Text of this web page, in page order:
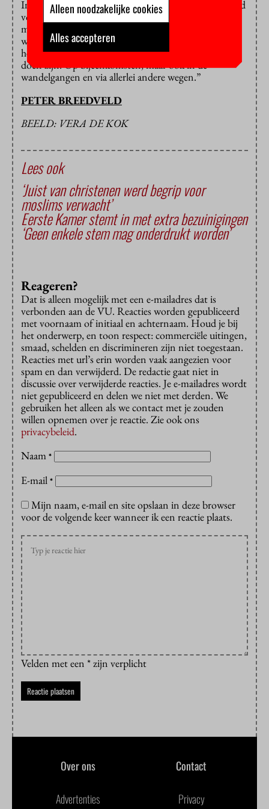
In het gesprek daarover ziet hij een grote rol weggelegd
voor de medezeggenschap. “Niet alleen de formele
medezeggenschap, maar ook de informele. Die moet
worden versterkt. Ik wil op verschillende momenten
het gesprek voeren over wat we gezamenlijk aan het
doen zijn. Op bijeenkomsten, maar ook in de
wandelgangen en via allerlei andere wegen.”
PETER BREEDVELD
BEELD: VERA DE KOK
Lees ook
‘Juist van christenen werd begrip voor
moslims verwacht’
Eerste Kamer stemt in met extra bezuinigingen
‘Geen enkele stem mag onderdrukt worden’
Reageren?
Dat is alleen mogelijk met een e-mailadres dat is
verbonden aan de VU. Reacties worden gepubliceerd
met voornaam of initiaal en achternaam. Houd je bij
het onderwerp, en toon respect: commerciële uitingen,
smaad, schelden en discrimineren zijn niet toegestaan.
Reacties met url’s erin worden vaak aangezien voor
spam en dan verwijderd. De redactie gaat niet in
discussie over verwijderde reacties. Je e-mailadres wordt
niet gepubliceerd en delen we niet met derden. We
gebruiken het alleen als we contact met je zouden
willen opnemen over je reactie. Zie ook ons
privacybeleid.
Naam *
E-mail *
Mijn naam, e-mail en site opslaan in deze browser
voor de volgende keer wanneer ik een reactie plaats.
Velden met een * zijn verplicht
Over ons Contact
Advertenties Privacy
Alleen noodzakelijke cookies
Alles accepteren